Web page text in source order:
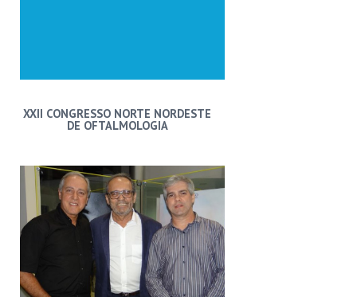
XXII CONGRESSO NORTE NORDESTE
DE OFTALMOLOGIA